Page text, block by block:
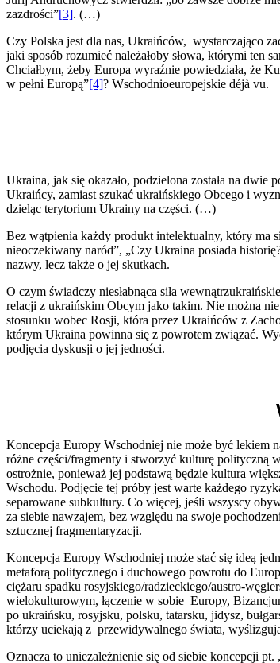
zazdrości”[3]. (…)
Czy Polska jest dla nas, Ukraińców, wystarczająco
jaki sposób rozumieć należałoby słowa, którymi ten
Chciałbym, żeby Europa wyraźnie powiedziała, że
w pełni Europą”[4]? Wschodnioeuropejskie déjà vu.
Ukraina, jak się okazało, podzielona została na
Ukraińcy, zamiast szukać ukraińskiego Obcego i
dzieląc terytorium Ukrainy na części. (…)
Bez wątpienia każdy produkt intelektualny, który ma
nieoczekiwany naród”, „Czy Ukraina posiada
nazwy, lecz także o jej skutkach.
O czym świadczy niesłabnąca siła
relacji z ukraińskim Obcym jako takim. Nie można
stosunku wobec Rosji, która przez Ukraińców z
którym Ukraina powinna się z powrotem związać.
podjęcia dyskusji o jej jedności.
Koncepcja Europy Wschodniej nie może być lekiem
różne części/fragmenty i stworzyć kulturę polityczną
ostrożnie, ponieważ jej podstawą będzie kultura
Wschodu. Podjęcie tej próby jest warte każdego
separowane subkultury. Co więcej, jeśli wszyscy
za siebie nawzajem, bez względu na swoje
sztucznej fragmentaryzacji.
Koncepcja Europy Wschodniej może stać się ideą
metaforą politycznego i duchowego powrotu do
ciężaru spadku rosyjskiego/radzieckiego/austro-
wielokulturowym, łączenie w sobie Europy,
po ukraińsku, rosyjsku, polsku, tatarsku, jidysz,
którzy uciekają z przewidywalnego świata,
Oznacza to uniezależnienie się od siebie koncepcji